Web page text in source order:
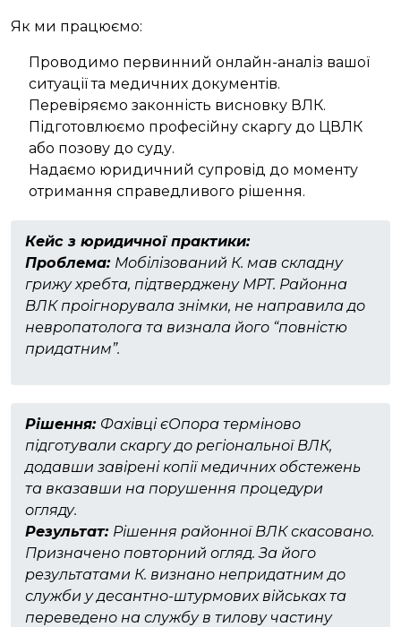
Як ми працюємо:
Проводимо первинний онлайн-аналіз вашої
ситуації та медичних документів.
Перевіряємо законність висновку ВЛК.
Підготовлюємо професійну скаргу до ЦВЛК
або позову до суду.
Надаємо юридичний супровід до моменту
отримання справедливого рішення.
Кейс з юридичної практики:
Проблема: Мобілізований К. мав складну
грижу хребта, підтверджену МРТ. Районна
ВЛК проігнорувала знімки, не направила до
невропатолога та визнала його “повністю
придатним”.
Рішення: Фахівці єОпора терміново
підготували скаргу до регіональної ВЛК,
додавши завірені копії медичних обстежень
та вказавши на порушення процедури
огляду.
Результат: Рішення районної ВЛК скасовано.
Призначено повторний огляд. За його
результатами К. визнано непридатним до
служби у десантно-штурмових військах та
переведено на службу в тилову частину